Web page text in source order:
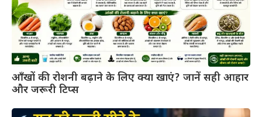
आँखों की रोशनी बढ़ाने के लिए क्या खाएं? जानें सही आहार
और जरूरी टिप्स